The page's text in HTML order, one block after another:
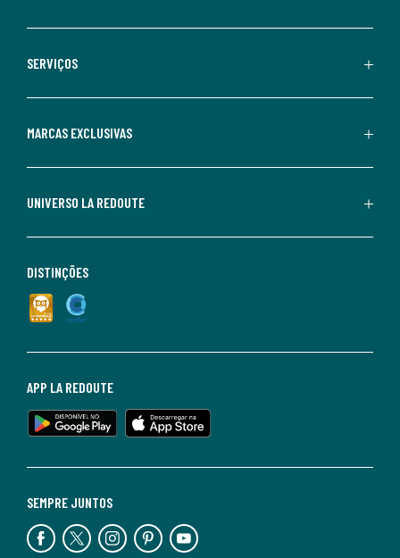
SERVIÇOS
MARCAS EXCLUSIVAS
UNIVERSO LA REDOUTE
SEMPRE JUNTOS
APP LA REDOUTE
DISTINÇÕES